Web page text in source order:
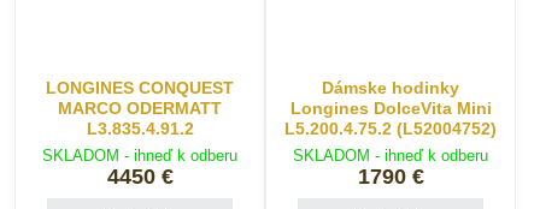
LONGINES CONQUEST
MARCO ODERMATT
L3.835.4.91.2
SKLADOM - ihneď k odberu
4450 €
Dámske hodinky
Longines DolceVita Mini
L5.200.4.75.2 (L52004752)
SKLADOM - ihneď k odberu
1790 €